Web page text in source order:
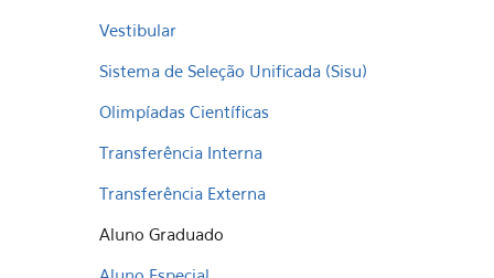
Vestibular
Sistema de Seleção Unificada (Sisu)
Olimpíadas Científicas
Transferência Interna
​Transferência Externa
Aluno Graduado